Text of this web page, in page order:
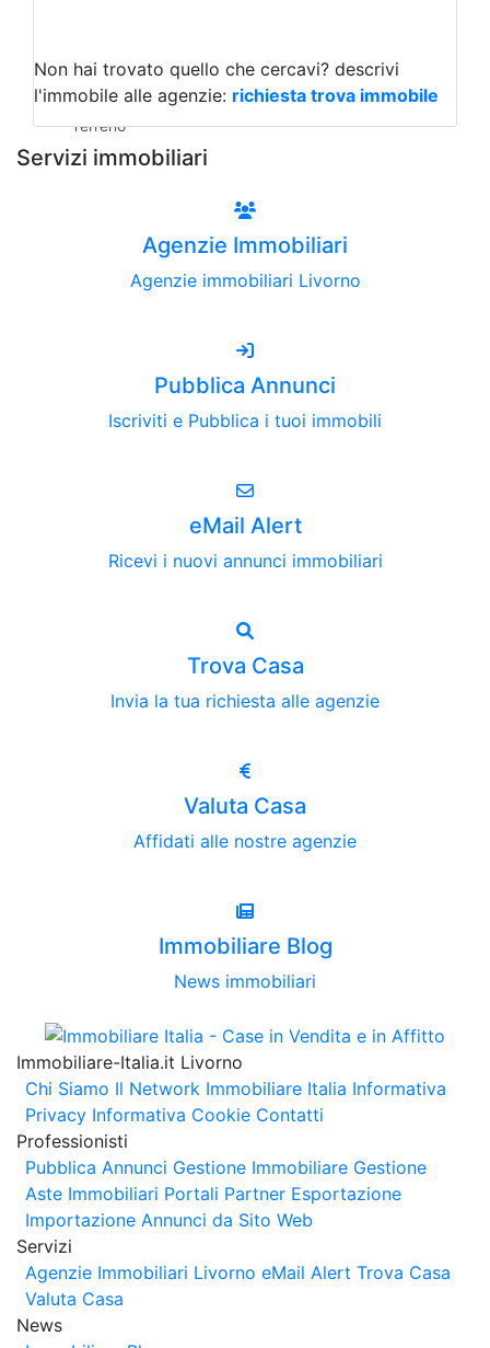
Qualsiasi
Terreno edificabile
Terreno
Non hai trovato quello che cercavi? descrivi
l'immobile alle agenzie: richiesta trova immobile
Servizi immobiliari
Agenzie Immobiliari
Agenzie immobiliari Livorno
Pubblica Annunci
Iscriviti e Pubblica i tuoi immobili
eMail Alert
Ricevi i nuovi annunci immobiliari
Trova Casa
Invia la tua richiesta alle agenzie
Valuta Casa
Affidati alle nostre agenzie
Immobiliare Blog
News immobiliari
Immobiliare-Italia.it Livorno
Chi Siamo Il Network Immobiliare Italia Informativa
Privacy Informativa Cookie Contatti
Professionisti
Pubblica Annunci Gestione Immobiliare Gestione
Aste Immobiliari Portali Partner Esportazione
Importazione Annunci da Sito Web
Servizi
Agenzie Immobiliari Livorno eMail Alert Trova Casa
Valuta Casa
News